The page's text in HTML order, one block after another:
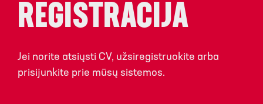
REGISTRACIJA
Jei norite atsiųsti CV, užsiregistruokite arba
prisijunkite prie mūsų sistemos.